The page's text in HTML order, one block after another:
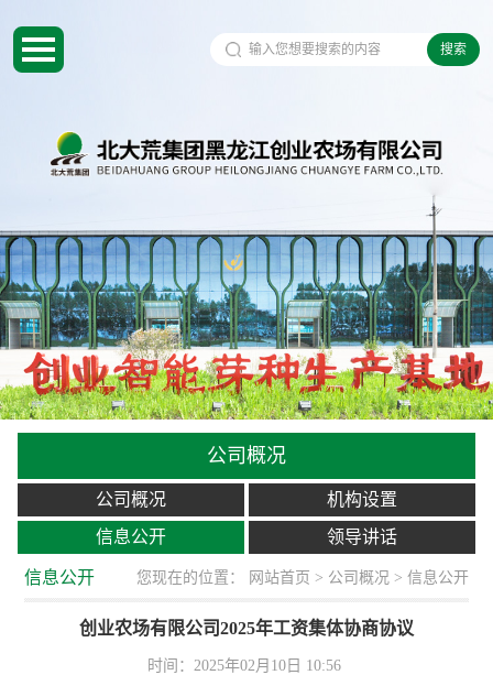
搜索
公司概况
公司概况
机构设置
信息公开
领导讲话
信息公开 您现在的位置： 网站首页 > 公司概况 > 信息公开
创业农场有限公司2025年工资集体协商协议
时间：2025年02月10日 10:56